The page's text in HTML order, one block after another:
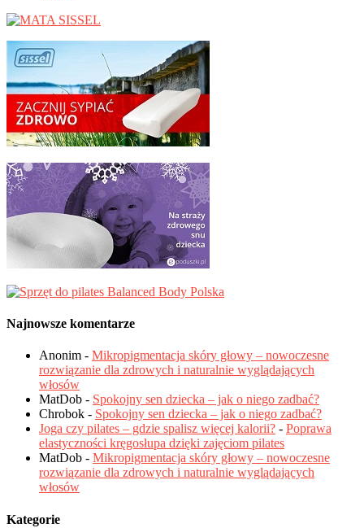
Najnowsze komentarze
Anonim - Mikropigmentacja skóry głowy – nowoczesne
rozwiązanie dla zdrowych i naturalnie wyglądających
włosów
MatDob - Spokojny sen dziecka – jak o niego zadbać?
Chrobok - Spokojny sen dziecka – jak o niego zadbać?
Joga czy pilates – gdzie spalisz więcej kalorii? - Poprawa
elastyczności kręgosłupa dzięki zajęciom pilates
MatDob - Mikropigmentacja skóry głowy – nowoczesne
rozwiązanie dla zdrowych i naturalnie wyglądających
włosów
Kategorie